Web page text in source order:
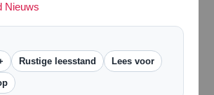
Nieuws
Rustige leesstand Lees voor